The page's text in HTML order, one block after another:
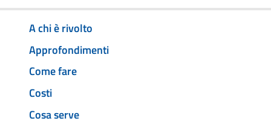
A chi è rivolto
Approfondimenti
Come fare
Costi
Cosa serve